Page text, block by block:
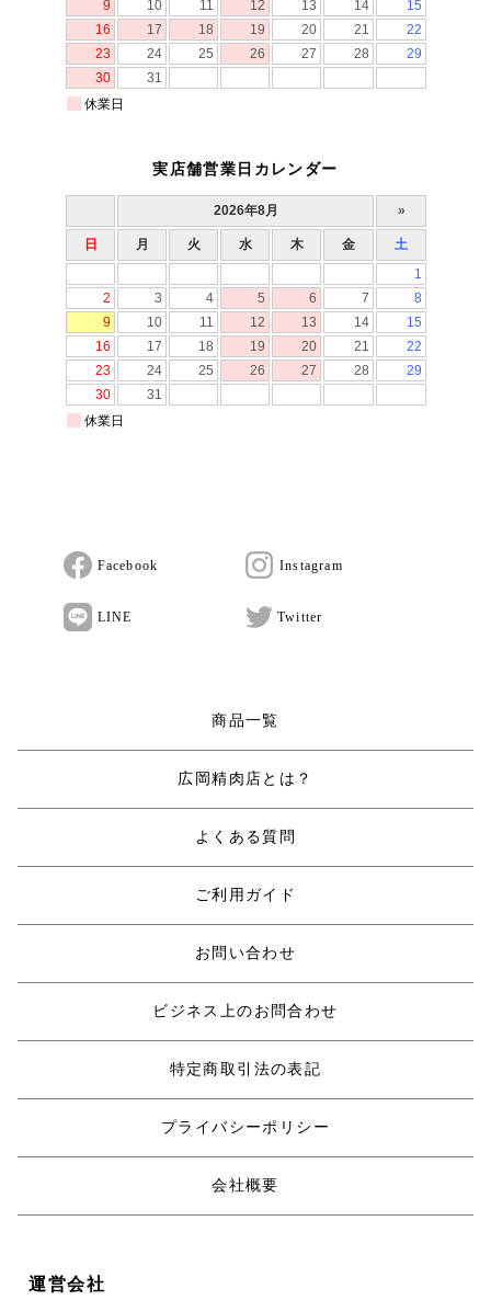
実店舗営業日カレンダー
Facebook Instagram
LINE Twitter
商品一覧
広岡精肉店とは？
よくある質問
ご利用ガイド
お問い合わせ
ビジネス上のお問合わせ
特定商取引法の表記
プライバシーポリシー
会社概要
運営会社